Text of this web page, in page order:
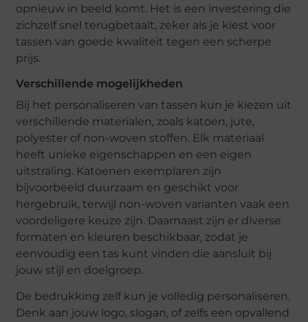
opnieuw in beeld komt. Het is een investering die
zichzelf snel terugbetaalt, zeker als je kiest voor
tassen van goede kwaliteit tegen een scherpe
prijs.
Verschillende mogelijkheden
Bij het personaliseren van tassen kun je kiezen uit
verschillende materialen, zoals katoen, jute,
polyester of non-woven stoffen. Elk materiaal
heeft unieke eigenschappen en een eigen
uitstraling. Katoenen exemplaren zijn
bijvoorbeeld duurzaam en geschikt voor
hergebruik, terwijl non-woven varianten vaak een
voordeligere keuze zijn. Daarnaast zijn er diverse
formaten en kleuren beschikbaar, zodat je
eenvoudig een tas kunt vinden die aansluit bij
jouw stijl en doelgroep.
De bedrukking zelf kun je volledig personaliseren.
Denk aan jouw logo, slogan, of zelfs een opvallend